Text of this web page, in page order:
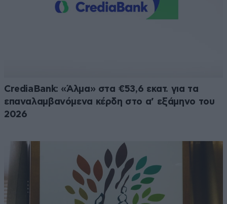
CrediaBank: «Άλμα» στα €53,6 εκατ. για τα
επαναλαμβανόμενα κέρδη στο α’ εξάμηνο του
2026